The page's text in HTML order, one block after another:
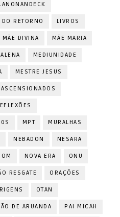
DO RETORNO LIVROS
MÃE DIVINA MÃE MARIA
MEDIUNIDADE
MESTRE JESUS
MPT MURALHAS
NEBADON NESARA
NOVA ERA ONU
RESGATE ORAÇÕES
OTAN
DE ARUANDA PAI MICAH